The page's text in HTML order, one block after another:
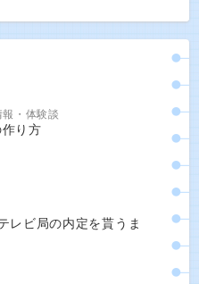
報・体験談
り方
レビ局の内定を貰うま